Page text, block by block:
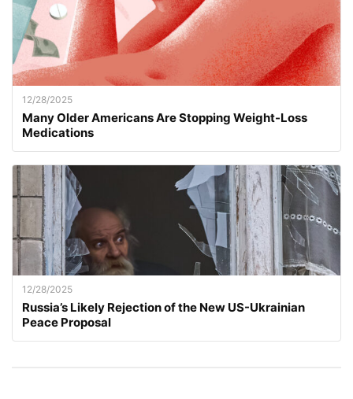
12/28/2025
Many Older Americans Are Stopping Weight-Loss
Medications
12/28/2025
Russia’s Likely Rejection of the New US-Ukrainian
Peace Proposal